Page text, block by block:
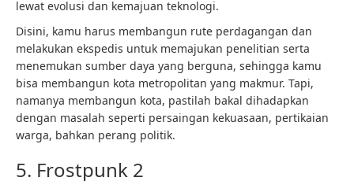
lewat evolusi dan kemajuan teknologi.
Disini, kamu harus membangun rute perdagangan dan
melakukan ekspedis untuk memajukan penelitian serta
menemukan sumber daya yang berguna, sehingga kamu
bisa membangun kota metropolitan yang makmur. Tapi,
namanya membangun kota, pastilah bakal dihadapkan
dengan masalah seperti persaingan kekuasaan, pertikaian
warga, bahkan perang politik.
5. Frostpunk 2